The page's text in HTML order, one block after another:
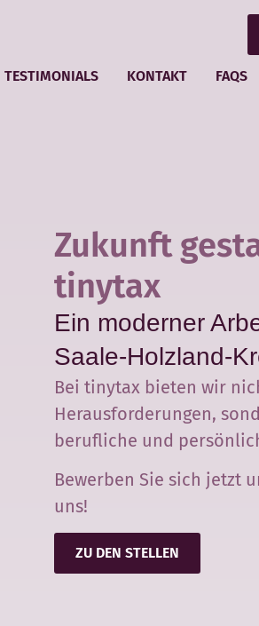
TESTIMONIALS KONTAKT FAQS
Zukunft
tinytax
Ein moderner
Saale-Holzland-
Bei tinytax bieten wir
Herausforderungen,
berufliche und
Bewerben Sie sich jetzt
uns!
ZU DEN STELLEN